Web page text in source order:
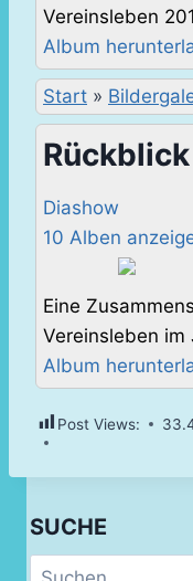
Vereinsleben
Album
Start »
Diashow
10 Alben
Eine
Vereinsleben im
Album
Post Views:
SUCHE
Suchen